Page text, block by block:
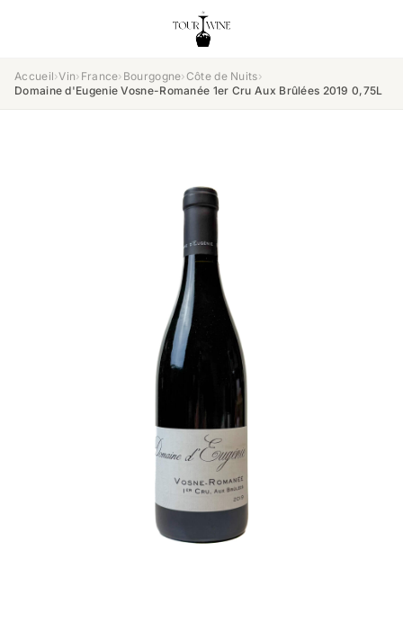
Accueil›Vin› France› Bourgogne›Côte de Nuits›
Domaine d'Eugenie Vosne-Romanée 1er Cru Aux Brûlées 2019 0,75L